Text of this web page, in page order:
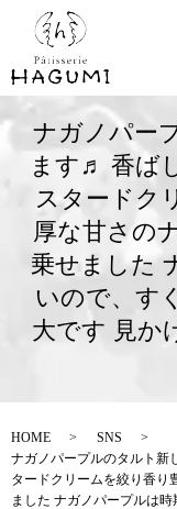
ナガノパー
ます♬ 香ば
スタードク
厚な甘さの
乗せました
いので、す
大です 見か
HOME
SNS
ナガノパープルのタルト新
タードクリームを絞り香り
ました ナガノパープルは